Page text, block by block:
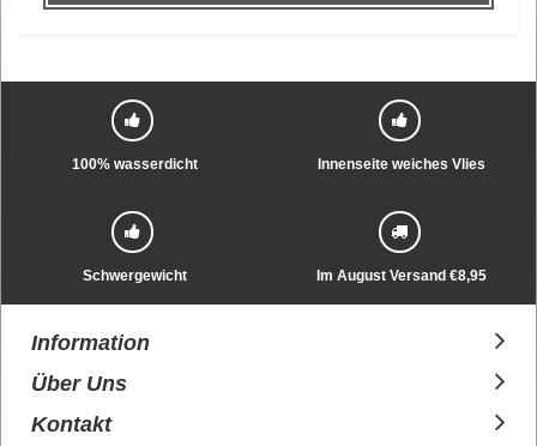
100% wasserdicht Innenseite weiches Vlies
Schwergewicht Im August Versand €8,95
Information
Über Uns
Kontakt